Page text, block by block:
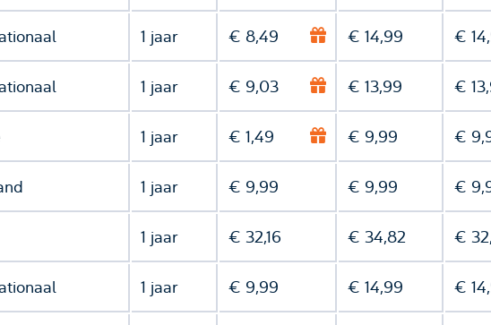
1 jaar € 8,49 € 14,99 €
1 jaar € 9,03 € 13,99 €
1 jaar € 1,49 € 9,99 €
1 jaar € 9,99 € 9,99 €
1 jaar € 32,16 € 34,82 €
1 jaar € 9,99 € 14,99 €